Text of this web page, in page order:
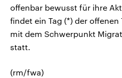
offenbar bewusst für ihre
findet ein Tag (*) der
mit dem Schwerpunkt
statt.
(rm/fwa)